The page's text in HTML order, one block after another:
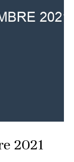
2021